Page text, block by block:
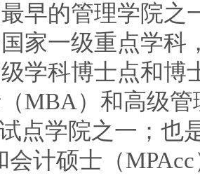
早的管理学院之
家一级重点学科
学科博士点和博
MBA）和高级
试点学院之一；也
会计硕士（